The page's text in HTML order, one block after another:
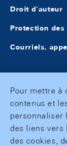
Droit d'auteur
Protection des
Courriels,
Pour mettre à
contenus et
personnaliser
des liens vers
des cookies,